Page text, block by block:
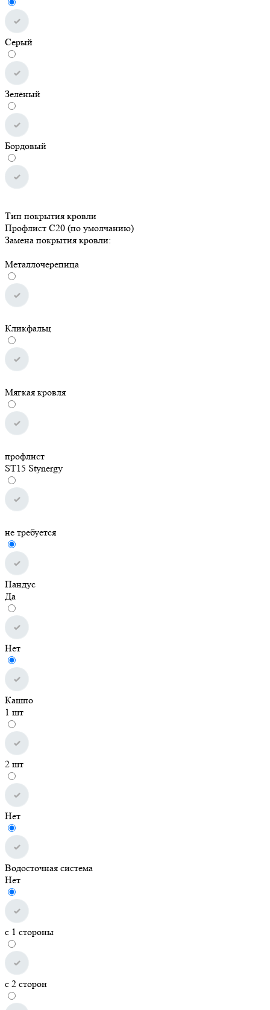
Серый
Зелёный
Бордовый
Тип покрытия кровли
Профлист С20 (по умолчанию)
Замена покрытия кровли:
Металлочерепица
Кликфальц
Мягкая кровля
профлист
ST15 Stynergy
не требуется
Пандус
Да
Нет
Кашпо
1 шт
2 шт
Нет
Водосточная система
Нет
с 1 стороны
с 2 сторон